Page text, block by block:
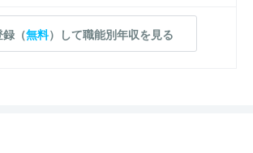
（無料）して職能別年収を見る